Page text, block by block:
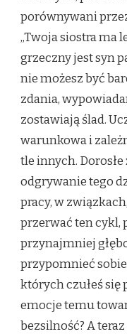
porównywani
„Twoja siostra ma
grzeczny jest syn
nie możesz być
zdania,
zostawiają ślad.
warunkowa i
tle innych.
odgrywanie tego
pracy, w
przerwać ten cykl,
przynajmniej
przypomnieć
których czułeś się
emocje temu
bezsilność? A